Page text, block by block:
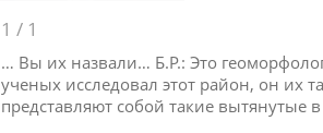
1 / 1
… Вы их назвали… Б.Р.: Это
ученых исследовал этот район, он их
представляют собой такие вытянутые